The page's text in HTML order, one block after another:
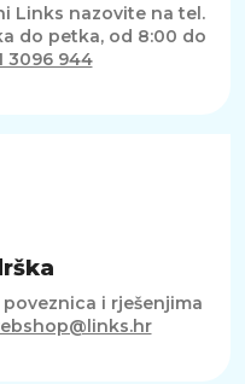
Links nazovite na tel.
do petka, od 8:00 do
3096 944
i rješenjima